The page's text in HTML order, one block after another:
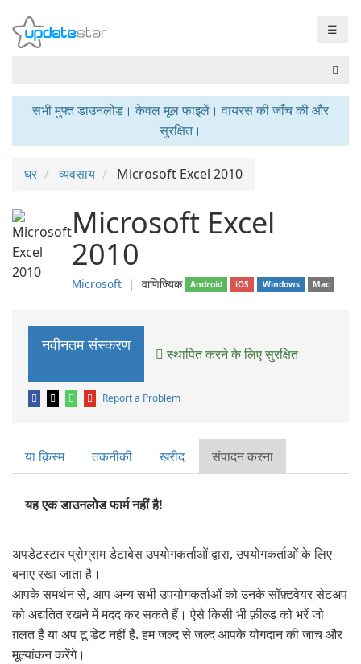
☰
सभी मुफ्त डाउनलोड। केवल मूल फाइलें। वायरस की जाँच की और
सुरक्षित।
घर व्यवसाय Microsoft Excel 2010
Microsoft Excel
2010
Microsoft ❘ वाणिज्यिक Android iOS Windows Mac
नवीनतम संस्करण स्थापित करने के लिए सुरक्षित
Report a Problem
या क़िस्‍म तकनीकी खरीद संपादन करना
यह एक डाउनलोड फार्म नहीं है!
अपडेटस्टार प्रोग्राम डेटाबेस उपयोगकर्ताओं द्वारा, उपयोगकर्ताओं के लिए
बनाए रखा जाता है।
आपके समर्थन से, आप अन्य सभी उपयोगकर्ताओं को उनके सॉफ़्टवेयर सेटअप
को अद्यतित रखने में मदद कर सकते हैं। ऐसे किसी भी फ़ील्ड को भरें जो
ग़लत हैं या अप टू डेट नहीं हैं. हम जल्द से जल्द आपके योगदान की जांच और
मूल्यांकन करेंगे।